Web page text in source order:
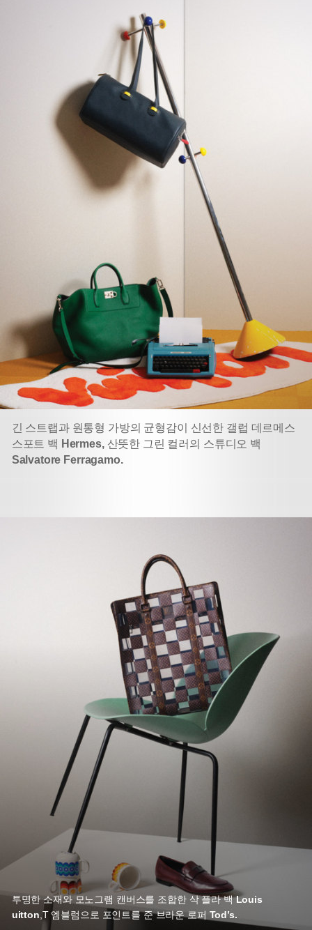
긴 스트랩과 원통형 가방의 균형감이 신선한 갤럽 데르메스
스포트 백 Hermes,산뜻한 그린 컬러의 스튜디오 백
Salvatore Ferragamo.
투명한 소재와 모노그램 캔버스를 조합한 삭 플라 백Louis
uitton T 엠블럼으로 포인트를 준 브라운 로퍼 Tod’s.